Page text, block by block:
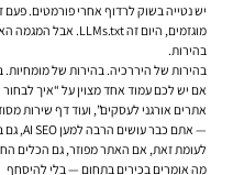
בהירות.
בהירות של היררכיה. בהירות של מומחיות.
אם יש לכם עמוד אחד מצוין על “איך
אתרים אורגני לעסקים”, ועוד דף שירות
— אתם כבר עושים הרבה למען AI SEO, גם בלי LLMs.txt.
לעומת זאת, אם האתר מפוזר, גם הכלים
מה אומרים בכירים בתחום — בלי להיסחף